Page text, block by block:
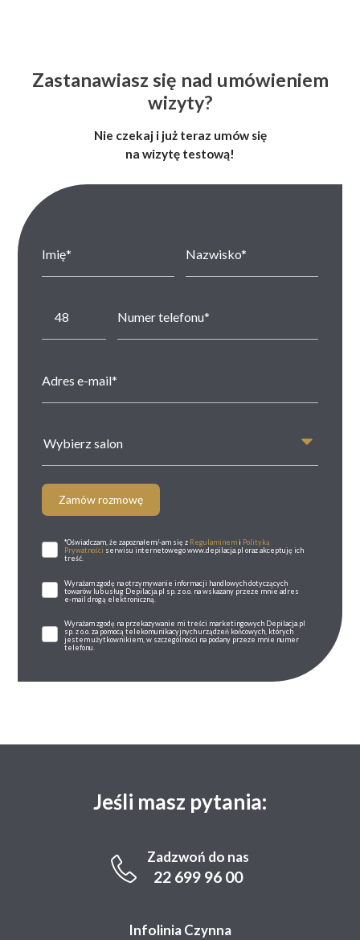
Zastanawiasz się nad umówieniem
wizyty?
Nie czekaj i już teraz umów się
na wizytę testową!
Wybierz salon
Zamów rozmowę
*Oświadczam, że zapoznałem/-am się z Regulaminemi Polityką
Prywatności serwisu internetowego www.depilacja.pl oraz akceptuję ich
treść.
Wyrażam zgodę na otrzymywanie informacji handlowych dotyczących
towarów lub usług Depilacja.pl sp. z o.o. na wskazany przeze mnie adres
e-mail drogą elektroniczną.
Wyrażam zgodę na przekazywanie mi treści marketingowych Depilacja.pl
sp. z o.o. za pomocą telekomunikacyjnych urządzeń końcowych, których
jestem użytkownikiem, w szczególności na podany przeze mnie numer
telefonu.
Jeśli masz pytania:
Zadzwoń do nas
22 699 96 00
Infolinia Czynna